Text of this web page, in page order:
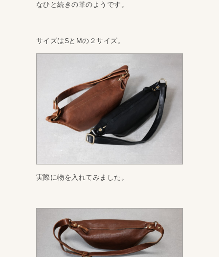
なひと続きの革のようです。
サイズはSとMの２サイズ。
実際に物を入れてみました。